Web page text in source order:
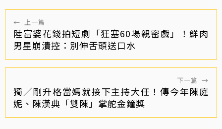
← 上一篇
陸富婆花錢拍短劇「狂塞60場親密戲」！鮮肉
男星崩潰控：別伸舌頭送口水
下一篇 →
獨／剛升格當媽就接下主持大任！傳今年陳庭
妮、陳漢典「雙陳」掌舵金鐘獎